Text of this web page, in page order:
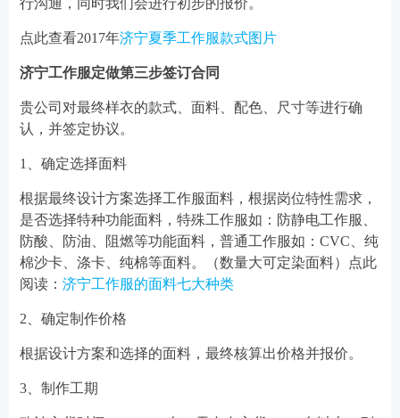
行沟通，同时我们会进行初步的报价。
点此查看2017年济宁夏季工作服款式图片
济宁工作服定做第三步签订合同
贵公司对最终样衣的款式、面料、配色、尺寸等进行确
认，并签定协议。
1、确定选择面料
根据最终设计方案选择工作服面料，根据岗位特性需求，
是否选择特种功能面料，特殊工作服如：防静电工作服、
防酸、防油、阻燃等功能面料，普通工作服如：CVC、纯
棉沙卡、涤卡、纯棉等面料。（数量大可定染面料）点此
阅读： 济宁工作服的面料七大种类
2、确定制作价格
根据设计方案和选择的面料，最终核算出价格并报价。
3、制作工期